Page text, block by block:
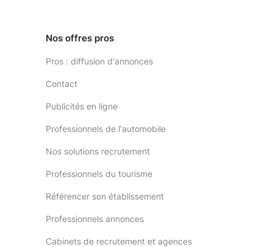
Nos offres pros
Pros : diffusion d'annonces
Contact
Publicités en ligne
Professionnels de l'automobile
Nos solutions recrutement
Professionnels du tourisme
Référencer son établissement
Professionnels annonces
Cabinets de recrutement et agences